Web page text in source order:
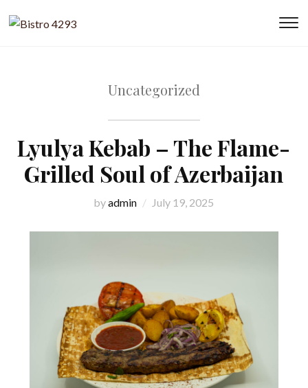
Uncategorized
Lyulya Kebab – The Flame-
Grilled Soul of Azerbaijan
byadmin July 19, 2025